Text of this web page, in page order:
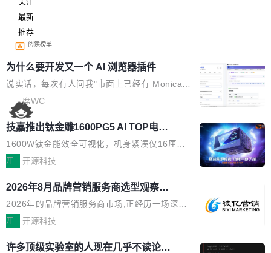
最新
推荐
阅读榜单
为什么要开发又一个 AI 浏览器插件
说实话，每次有人问我"市面上已经有 Monica、
Sider、Copilot for Chrome 这些 AI 浏览器插件
了，你为什么还要再做一个"，我都觉得这个问题
问得好。 因为我自己也是从用户变成开发者的。
现有产品的天花板 我用过不少 AI 浏览器插件。
刚开始觉得都挺好——选中一段文字，弹出解
要。但用久了你会发现，它们本质上都是同一类
东西：一个带网页上下文的聊天框。 它们能读取
页面的文本，然后把文本丢给大模型，再返回一
段回答。仅此而已。 这当然有用，但总觉得差点
意思。比如我在一个后台管理系统里，需要填50
席WC
技嘉推出钛金雕1600PG5 AI TOP电
源：为发烧级主机与本地AI算力打造旗
舰供电方案
1600W钛金能效全可视化，机身紧凑仅16厘米
继2026台北电脑展首度亮相后，技嘉科技近日正
电源专为发烧级DIY主机与本地AI算力平台打
造，整机长度仅16厘米，提供1600W额定功率
与80PLUS钛金能效；支持ATX 3.1与PCIe 5.1
规范，结合服务器级元件、完善供电线材与内置
实时LCD监控屏，可充分满足当下高阶PC主机
开 开源科技
2026年8月品牌营销服务商选型观察：
从流量思维到品牌资产思维的范式转移
2026年的品牌营销服务商市场,正经历一场深刻
的价值重构。全球全案品牌代理机构市场从2025
复合增长率达5.44%,预计2032年将突破120亿美
开 开源科技
许多顶级实验室的人现在几乎不读论文